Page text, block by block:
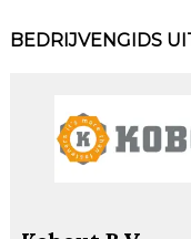
BEDRIJVENGIDS